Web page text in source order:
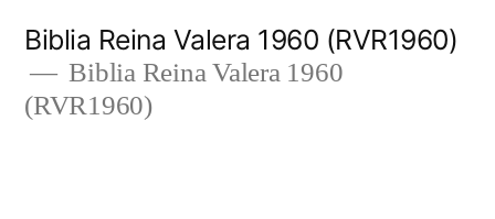
content
Biblia Reina Valera 1960 (RVR1960)
Biblia Reina Valera 1960
(RVR1960)